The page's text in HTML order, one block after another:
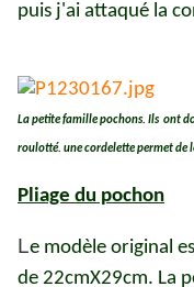
puis j'ai attaqué la
La petite famille pochons. Ils ont
roulotté. une cordelette permet de
Pliage du pochon
Le modèle original
de 22cmX29cm. La